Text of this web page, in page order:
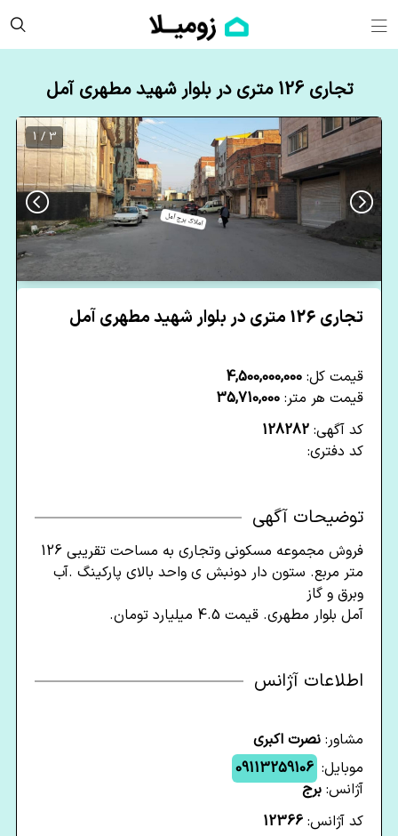
تجاری 126 متری در بلوار شهید مطهری آمل
3 / 1
تجاری 126 متری در بلوار شهید مطهری آمل
قیمت کل: 4,500,000,000
قیمت هر متر: 35,710,000
کد آگهی: 128282
کد دفتری:
توضیحات آگهی
فروش مجموعه مسکونی وتجاری به‌ مساحت تقریبی 126
متر مربع. ستون دار ‌دونبش‌ ی واحد بالای پارکینگ .آب
وبرق و گاز
آمل بلوار مطهری. قیمت 4.5 ميليارد تومان.
اطلاعات آژانس
مشاور: نصرت اکبری
موبایل: 09113259106
آژانس: برج
کد آژانس: 12366